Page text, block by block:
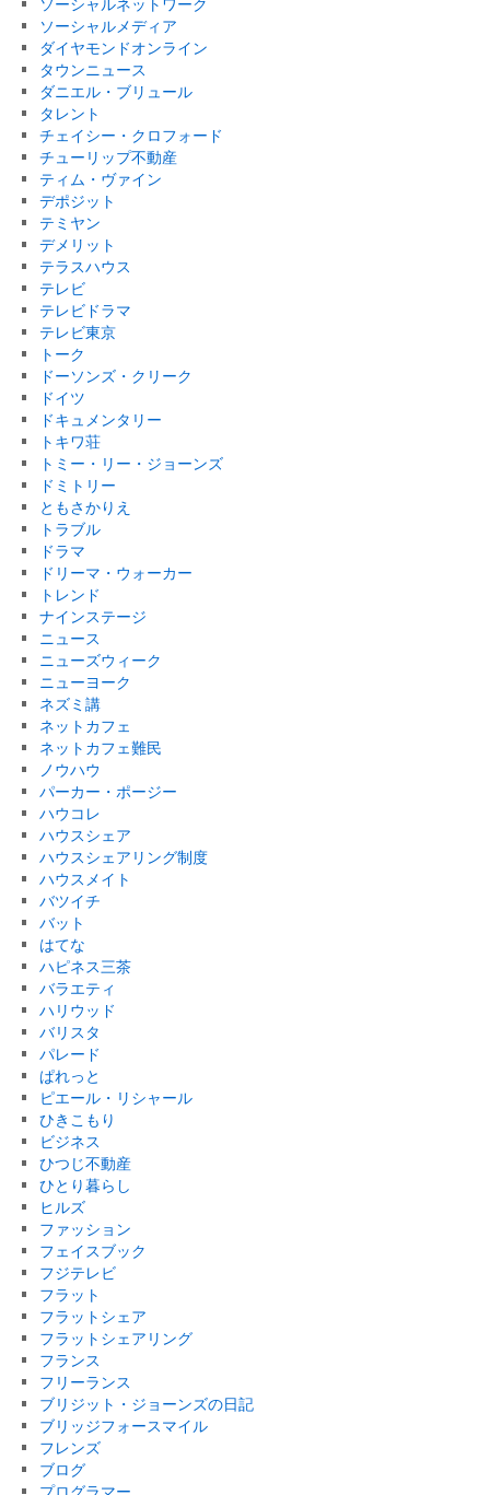
ソーシャルメディア
ダイヤモンドオンライン
タウンニュース
ダニエル・ブリュール
タレント
チェイシー・クロフォード
チューリップ不動産
ティム・ヴァイン
デポジット
テミヤン
デメリット
テラスハウス
テレビ
テレビドラマ
テレビ東京
トーク
ドーソンズ・クリーク
ドイツ
ドキュメンタリー
トキワ荘
トミー・リー・ジョーンズ
ドミトリー
ともさかりえ
トラブル
ドラマ
ドリーマ・ウォーカー
トレンド
ナインステージ
ニュース
ニューズウィーク
ニューヨーク
ネズミ講
ネットカフェ
ネットカフェ難民
ノウハウ
パーカー・ポージー
ハウコレ
ハウスシェア
ハウスシェアリング制度
ハウスメイト
バツイチ
バット
はてな
ハピネス三茶
バラエティ
ハリウッド
バリスタ
パレード
ぱれっと
ピエール・リシャール
ひきこもり
ビジネス
ひつじ不動産
ひとり暮らし
ヒルズ
ファッション
フェイスブック
フジテレビ
フラット
フラットシェア
フラットシェアリング
フランス
フリーランス
ブリジット・ジョーンズの日記
ブリッジフォースマイル
フレンズ
ブログ